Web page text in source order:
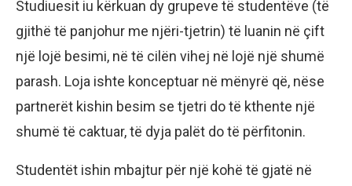
Studiuesit iu kërkuan dy grupeve të studentëve (të
gjithë të panjohur me njëri-tjetrin) të luanin në çift
një lojë besimi, në të cilën vihej në lojë një shumë
parash. Loja ishte konceptuar në mënyrë që, nëse
partnerët kishin besim se tjetri do të kthente një
shumë të caktuar, të dyja palët do të përfitonin.
Studentët ishin mbajtur për një kohë të gjatë në